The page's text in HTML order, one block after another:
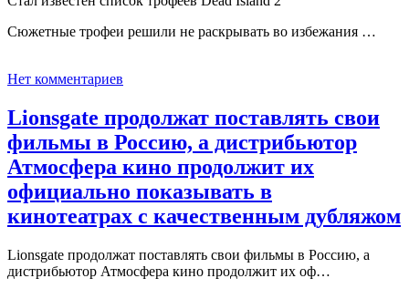
Сюжетные трофеи решили не раскрывать во избежания …
Нет комментариев
Lionsgate продолжат поставлять свои
фильмы в Россию, а дистрибьютор
Атмосфера кино продолжит их
официально показывать в
кинотеатрах с качественным дубляжом
Lionsgate продолжат поставлять свои фильмы в Россию, а
дистрибьютор Атмосфера кино продолжит их оф…